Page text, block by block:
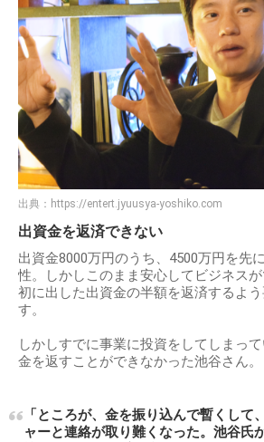
出典： https://entert.jyuusya-yoshiko.com
出資金を返済できない
出資金8000万円のうち、4500万円を先
性。しかしこのまま安心してビジネス
初に出した出資金の半額を返済するよ
す。
しかしすでに事業に投資をしてしまっ
金を返すことができなかった池谷さん。
「ところが、金を振り込んで暫くして
ャーと連絡が取り難くなった。池谷氏